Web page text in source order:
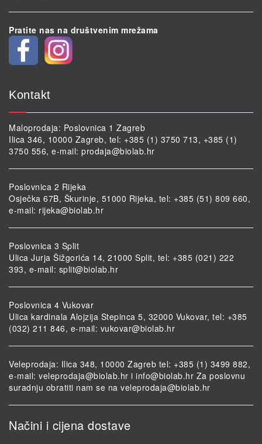
Pratite nas na društvenim mrežama
Kontakt
Maloprodaja: Poslovnica 1 Zagreb
Ilica 346, 10000 Zagreb, tel: +385 (1) 3750 713, +385 (1)
3750 556, e-mail: prodaja@biolab.hr
Poslovnica 2 Rijeka
Osječka 67B, Škurinje, 51000 Rijeka, tel: +385 (51) 809 660,
e-mail: rijeka@biolab.hr
Poslovnica 3 Split
Ulica Jurja Šižgorića 14, 21000 Split, tel: +385 (021) 222
393, e-mail: split@biolab.hr
Poslovnica 4 Vukovar
Ulica kardinala Alojzija Stepinca 5, 32000 Vukovar, tel: +385
(032) 211 846, e-mail: vukovar@biolab.hr
Veleprodaja: Ilica 348, 10000 Zagreb tel: +385 (1) 3499 882,
e-mail: veleprodaja@biolab.hr i info@biolab.hr Za poslovnu
suradnju obratiti nam se na veleprodaja@biolab.hr
Načini i cijena dostave